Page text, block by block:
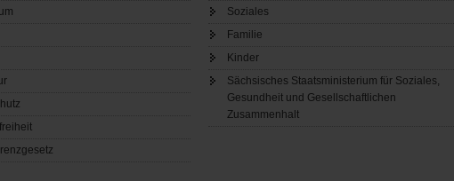
Soziales
Familie
Kinder
Sächsisches Staatsministerium für Soziales,
Gesundheit und Gesellschaftlichen
Zusammenhalt